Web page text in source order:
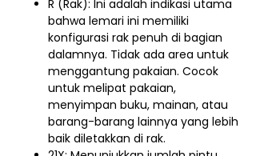
R (Rak): Ini adalah indikasi utama
bahwa lemari ini memiliki
konfigurasi rak penuh di bagian
dalamnya. Tidak ada area untuk
menggantung pakaian. Cocok
untuk melipat pakaian,
menyimpan buku, mainan, atau
barang-barang lainnya yang lebih
baik diletakkan di rak.